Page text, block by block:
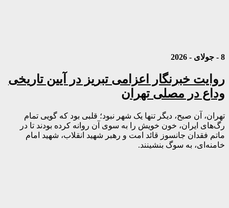
8 - جولای - 2026
روایت خبرنگار اعزامی تبریز در آیین تاریخی
وداع در مصلی تهران
تهران، آن صبح، دیگر تنها یک شهر نبود؛ قلبی بود که گویی تمام
رگ‌های ایران، خون خویش را به سوی آن روانه کرده بودند تا در
ماتم فقدان جانسوز قائد امت و رهبر شهید انقلاب، شهید امام
خامنه‌ای، به سوگ بنشینند.